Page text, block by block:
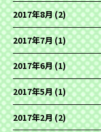
2017年8月(2)
2017年7月(1)
2017年6月(1)
2017年5月(1)
2017年2月(2)